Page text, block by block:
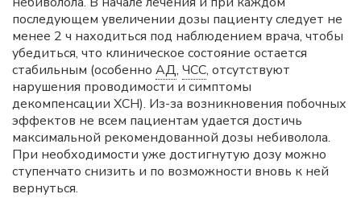
последующем увеличении дозы пациенту следует не
менее 2 ч находиться под наблюдением врача, чтобы
убедиться, что клиническое состояние остается
стабильным (особенно АД, ЧСС, отсутствуют
нарушения проводимости и симптомы
декомпенсации ХСН). Из-за возникновения побочных
эффектов не всем пациентам удается достичь
максимальной рекомендованной дозы небиволола.
При необходимости уже достигнутую дозу можно
ступенчато снизить и по возможности вновь к ней
вернуться.